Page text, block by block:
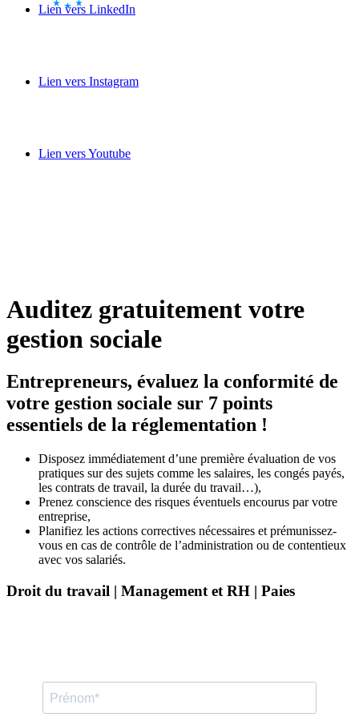
Lien vers LinkedIn
Lien vers Instagram
Lien vers Youtube
Auditez gratuitement votre
gestion sociale
Entrepreneurs, évaluez la conformité de
votre gestion sociale sur 7 points
essentiels de la réglementation !
Disposez immédiatement d’une première évaluation de vos
pratiques sur des sujets comme les salaires, les congés payés,
les contrats de travail, la durée du travail…),
Prenez conscience des risques éventuels encourus par votre
entreprise,
Planifiez les actions correctives nécessaires et prémunissez-
vous en cas de contrôle de l’administration ou de contentieux
avec vos salariés.
Droit du travail | Management et RH | Paies